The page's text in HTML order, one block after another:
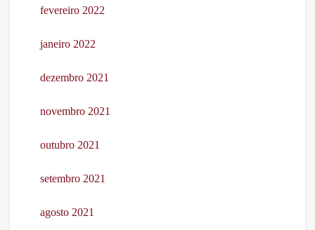
fevereiro 2022
janeiro 2022
dezembro 2021
novembro 2021
outubro 2021
setembro 2021
agosto 2021